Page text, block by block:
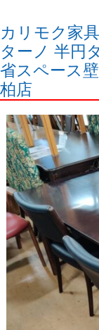
カリモク家
ターノ 半円
省スペース
柏店